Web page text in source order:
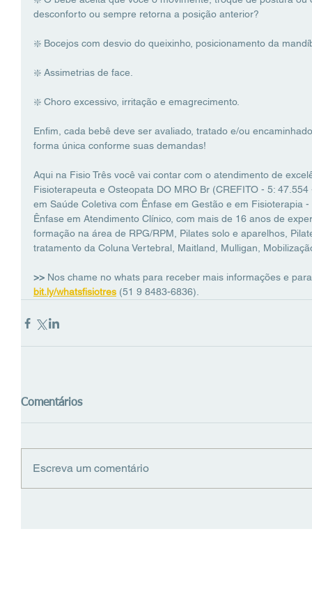
desconforto ou sempre retorna a posição anterior?
❇️ Bocejos com desvio do queixinho, posicionamento da
❇️ Assimetrias de face.
❇️ Choro excessivo, irritação e emagrecimento.
Enfim, cada bebê deve ser avaliado, tratado e/ou
forma única conforme suas demandas!
Aqui na Fisio Três você vai contar com o atendimento de
Fisioterapeuta e Osteopata DO MRO Br (CREFITO - 5:
em Saúde Coletiva com Ênfase em Gestão e em Fisioterapia
Ênfase em Atendimento Clínico, com mais de 16 anos de
formação na área de RPG/RPM, Pilates solo e aparelhos,
tratamento da Coluna Vertebral, Maitland, Mulligan,
>> Nos chame no whats para receber mais informações e
bit.ly/whatsfisiotres (51 9 8483-6836).
Comentários
Escreva um comentário